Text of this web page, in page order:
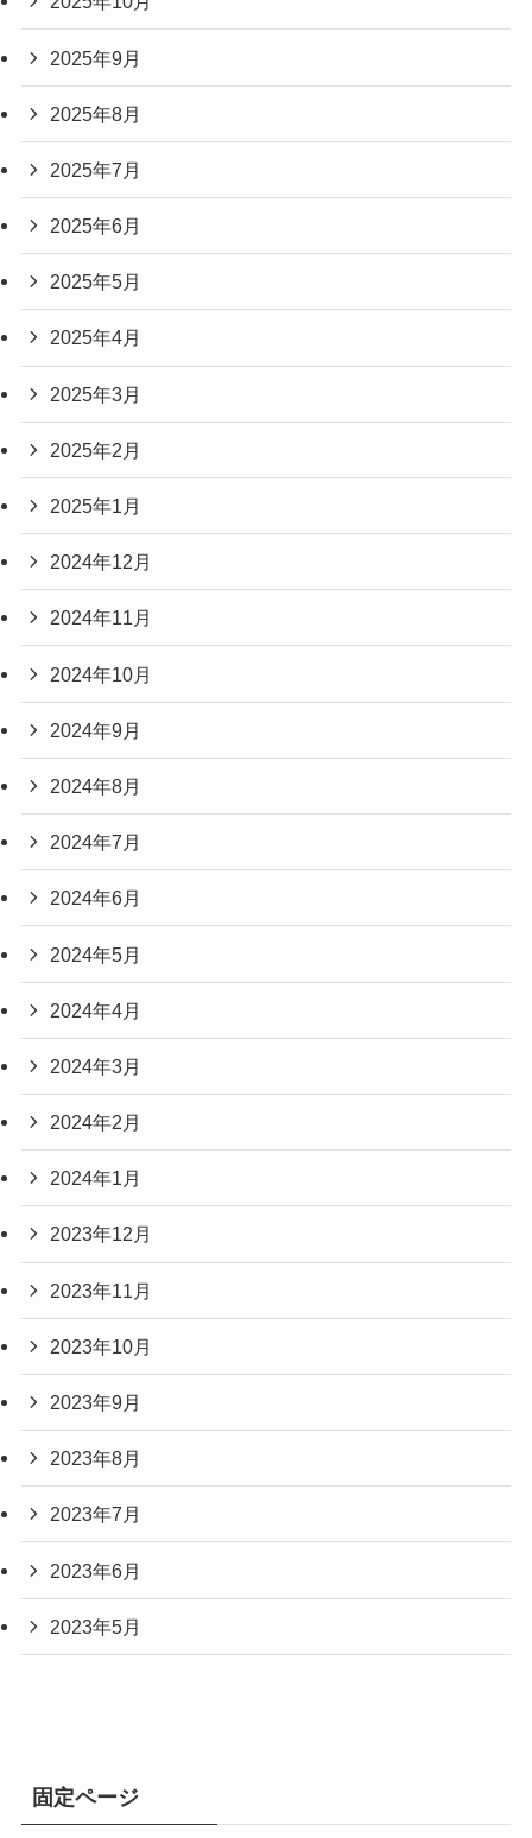
2025年9月
2025年8月
2025年7月
2025年6月
2025年5月
2025年4月
2025年3月
2025年2月
2025年1月
2024年12月
2024年11月
2024年10月
2024年9月
2024年8月
2024年7月
2024年6月
2024年5月
2024年4月
2024年3月
2024年2月
2024年1月
2023年12月
2023年11月
2023年10月
2023年9月
2023年8月
2023年7月
2023年6月
2023年5月
固定ページ